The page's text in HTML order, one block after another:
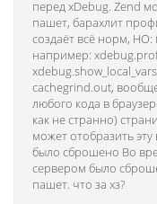
перед xDebug. Zend
пашет, барахлит
создаёт всё норм,
например:
cachegrind.out,
любого кода в
как не странно)
может отобразить
было сброшено Во
сервером было
пашет. что за хз?